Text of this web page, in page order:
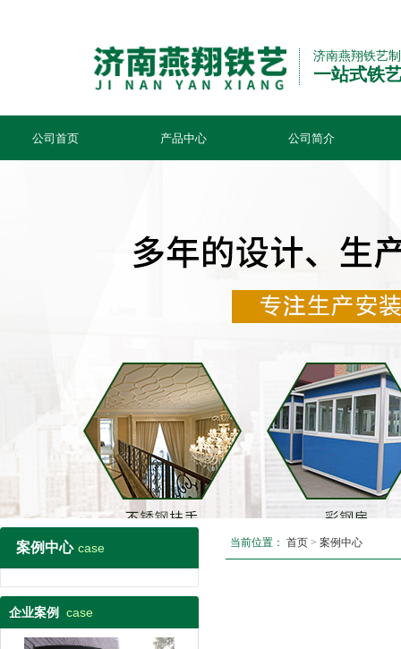
济南燕翔铁艺
一站式铁
公司首页 产品中心 公司简介
案例中心 case
企业案例 case
当前位置： 首页 > 案例中心